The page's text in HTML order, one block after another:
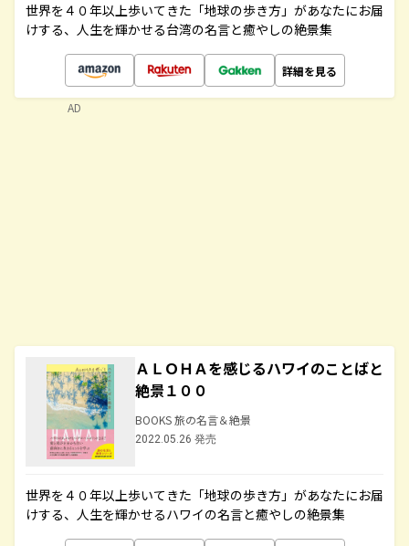
世界を４０年以上歩いてきた「地球の歩き方」があなたにお届
けする、人生を輝かせる台湾の名言と癒やしの絶景集
詳細を見る
ＡＬＯＨＡを感じるハワイのことばと
絶景１００
BOOKS 旅の名言＆絶景
2022.05.26 発売
世界を４０年以上歩いてきた「地球の歩き方」があなたにお届
けする、人生を輝かせるハワイの名言と癒やしの絶景集
AD